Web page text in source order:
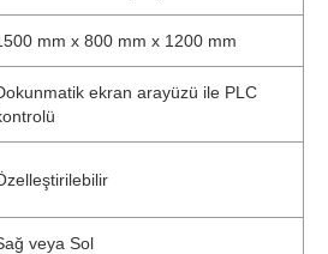
mm x 800 mm x 1200 mm
ekran arayüzü ile PLC
veya Sol